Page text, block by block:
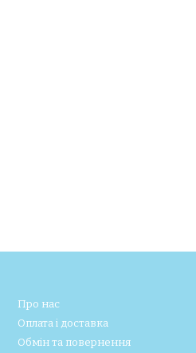
Про нас
Оплата і доставка
Обмін та повернення